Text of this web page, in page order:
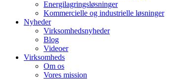
Energilagringsløsninger
Kommercielle og industrielle løsninger
Nyheder
Virksomhedsnyheder
Blog
Videoer
Virksomheds
Om os
Vores mission